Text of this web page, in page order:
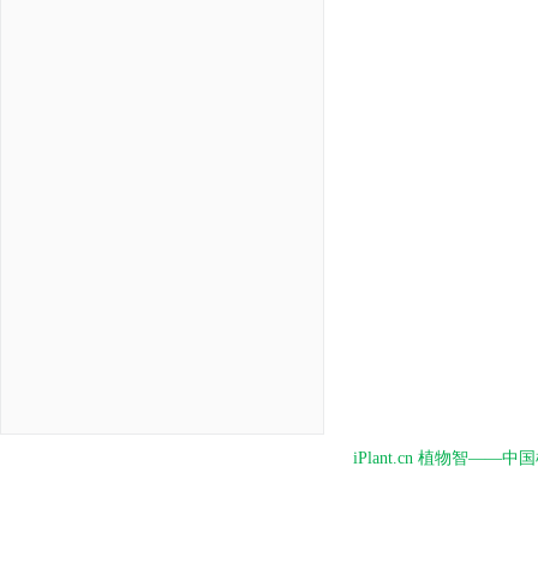
iPlant.cn 植物智——中国